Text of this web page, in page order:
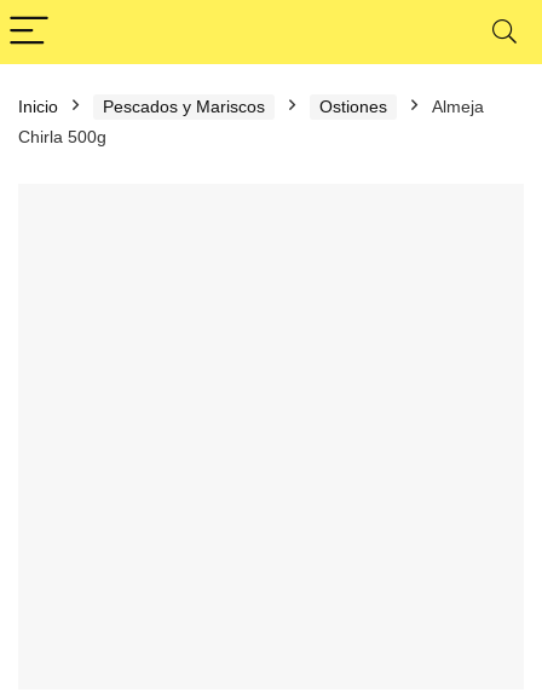
Inicio Pescados y Mariscos Ostiones
Almeja
Chirla 500g